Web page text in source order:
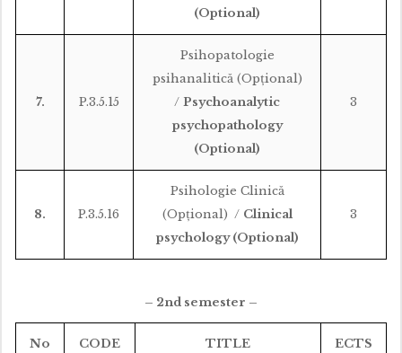
(Optional)
7. P.3.5.15
Psihopatologie
psihanalitică (Opțional)
/ Psychoanalytic
psychopathology
(Optional)
3
8. P.3.5.16
Psihologie Clinică
(Opțional) / Clinical
psychology (Optional)
3
– 2nd semester –
No CODE TITLE ECTS